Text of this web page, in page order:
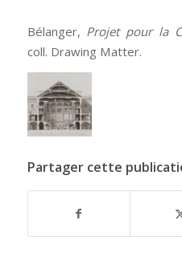
Bélanger, Projet pour la
coll. Drawing Matter.
Partager cette